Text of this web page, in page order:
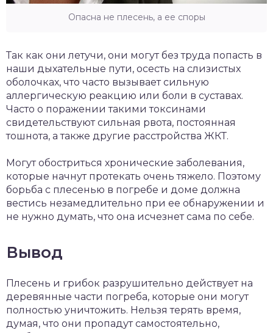
Опасна не плесень, а ее споры
Так как они летучи, они могут без труда попасть в
наши дыхательные пути, осесть на слизистых
оболочках, что часто вызывает сильную
аллергическую реакцию или боли в суставах.
Часто о поражении такими токсинами
свидетельствуют сильная рвота, постоянная
тошнота, а также другие расстройства ЖКТ.
Могут обостриться хронические заболевания,
которые начнут протекать очень тяжело. Поэтому
борьба с плесенью в погребе и доме должна
вестись незамедлительно при ее обнаружении и
не нужно думать, что она исчезнет сама по себе.
Вывод
Плесень и грибок разрушительно действует на
деревянные части погреба, которые они могут
полностью уничтожить. Нельзя терять время,
думая, что они пропадут самостоятельно,